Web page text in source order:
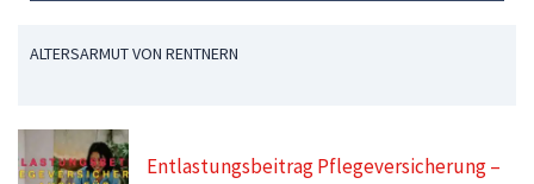
ALTERSARMUT VON RENTNERN
Entlastungsbeitrag Pflegeversicherung –